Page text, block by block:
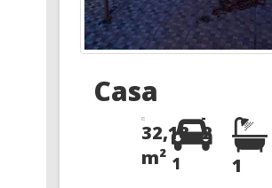
Casa
32,18
m² 1
2
1